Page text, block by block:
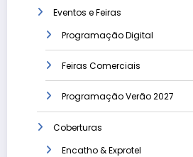
Eventos e Feiras
Programação Digital
Feiras Comerciais
Programação Verão 2027
Coberturas
Encatho & Exprotel